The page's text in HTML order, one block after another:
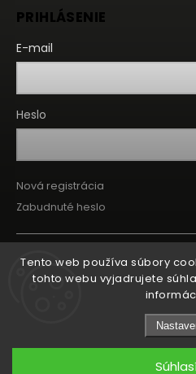
Tento web používa súbory
tohto webu vyjadrujete
PRIHLÁSENIE
E-mail
Heslo
Nová registrácia
Zabudnuté heslo